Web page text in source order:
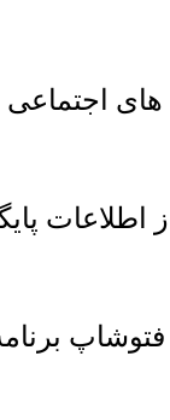
اجتماعی
فتوشاپ